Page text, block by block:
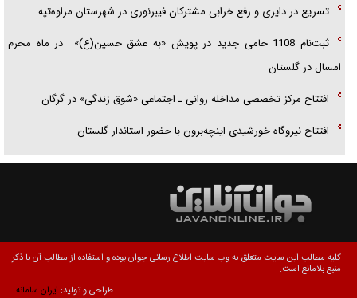
تسریع در دایری و رفع خرابی مشترکان فیبرنوری در شهرستان مراوه‌تپه
ثبت‌نام 1108 حامی جدید در پویش «به عشق حسین(ع)» در ماه محرم
امسال در گلستان
افتتاح مرکز تخصصی مداخله روانی ـ اجتماعی «شوق زندگی» در گرگان
افتتاح نیروگاه خورشیدی اینچه‌برون با حضور استاندار گلستان
کلیه مطالب این سایت متعلق به وب سایت اطلاع رسانی جوان بوده و استفاده از مطالب آن با ذکر
منبع بلامانع است.
طراحی و تولید: ایران سامانه